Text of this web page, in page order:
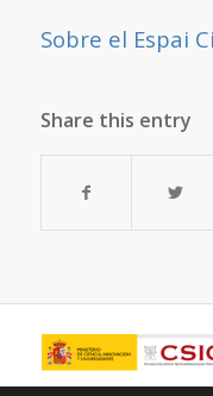
Sobre el Espai
Share this entry